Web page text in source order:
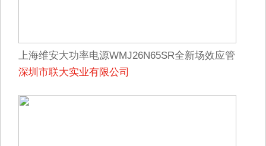
上海维安大功率电源WMJ26N65SR全新场效应管
TO-247代理商直供
深圳市联大实业有限公司